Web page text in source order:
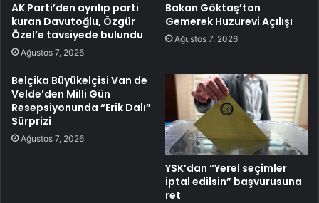
AK Parti’den ayrılıp parti
kuran Davutoğlu, Özgür
Özel’e tavsiyede bulundu
Ağustos 7, 2026
Bakan Göktaş’tan
Gemerek Huzurevi Açılışı
Ağustos 7, 2026
Belçika Büyükelçisi Van de
Velde’den Milli Gün
Resepsiyonunda “Erik Dalı”
Sürprizi
Ağustos 7, 2026
YSK’dan “Yerel seçimler
iptal edilsin” başvurusuna
ret